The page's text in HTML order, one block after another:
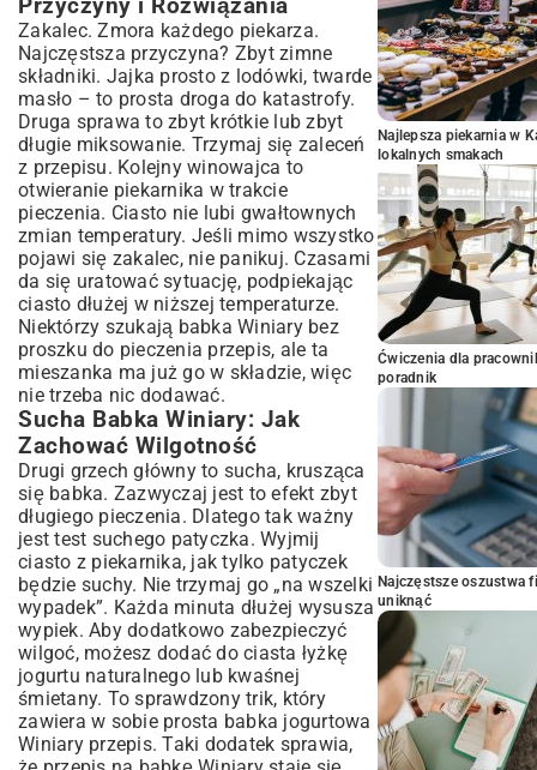
Przyczyny i Rozwiązania
Zakalec. Zmora każdego piekarza.
Najczęstsza przyczyna? Zbyt zimne
składniki. Jajka prosto z lodówki, twarde
masło – to prosta droga do katastrofy.
Druga sprawa to zbyt krótkie lub zbyt
długie miksowanie. Trzymaj się zaleceń
z przepisu. Kolejny winowajca to
otwieranie piekarnika w trakcie
pieczenia. Ciasto nie lubi gwałtownych
zmian temperatury. Jeśli mimo wszystko
pojawi się zakalec, nie panikuj. Czasami
da się uratować sytuację, podpiekając
ciasto dłużej w niższej temperaturze.
Niektórzy szukają babka Winiary bez
proszku do pieczenia przepis, ale ta
mieszanka ma już go w składzie, więc
nie trzeba nic dodawać.
Sucha Babka Winiary: Jak
Zachować Wilgotność
Drugi grzech główny to sucha, krusząca
się babka. Zazwyczaj jest to efekt zbyt
długiego pieczenia. Dlatego tak ważny
jest test suchego patyczka. Wyjmij
ciasto z piekarnika, jak tylko patyczek
będzie suchy. Nie trzymaj go „na wszelki
wypadek”. Każda minuta dłużej wysusza
wypiek. Aby dodatkowo zabezpieczyć
wilgoć, możesz dodać do ciasta łyżkę
jogurtu naturalnego lub kwaśnej
śmietany. To sprawdzony trik, który
zawiera w sobie prosta babka jogurtowa
Winiary przepis. Taki dodatek sprawia,
Najlepsza piekarnia w
lokalnych smakach
Ćwiczenia dla
poradnik
Najczęstsze oszustwa
uniknąć